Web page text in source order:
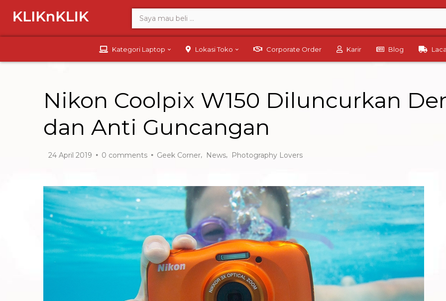
Kategori Laptop Lokasi Toko Corporate Order Karir Blog
Nikon Coolpix W150 Diluncurkan
dan Anti Guncangan
24 April 2019 0 comments Geek Corner, News, Photography Lovers